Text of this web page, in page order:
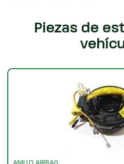
Piezas de